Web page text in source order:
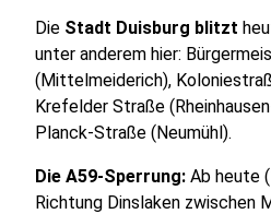
Die Stadt Duisburg blitzt
unter anderem hier:
(Mittelmeiderich),
Krefelder Straße
Planck-Straße (Neumühl).
Die A59-Sperrung: Ab heute
Richtung Dinslaken zwischen